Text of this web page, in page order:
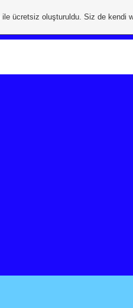
ile ücretsiz oluşturuldu. Siz de kendi